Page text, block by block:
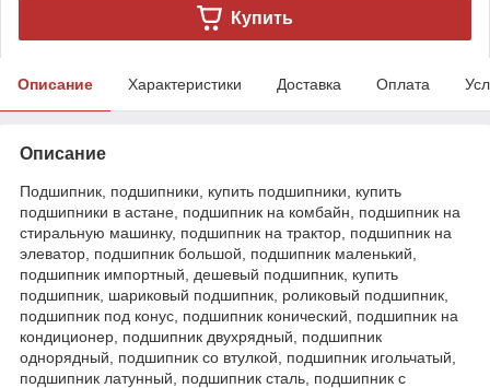
Купить
Описание Характеристики Доставка Оплата
Описание
Подшипник, подшипники, купить подшипники, купить
подшипники в астане, подшипник на комбайн, подшипник на
стиральную машинку, подшипник на трактор, подшипник на
элеватор, подшипник большой, подшипник маленький,
подшипник импортный, дешевый подшипник, купить
подшипник, шариковый подшипник, роликовый подшипник,
подшипник под конус, подшипник конический, подшипник на
кондиционер, подшипник двухрядный, подшипник
однорядный, подшипник со втулкой, подшипник игольчатый,
подшипник латунный, подшипник сталь, подшипник с